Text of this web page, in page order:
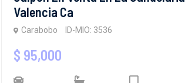
Valencia Ca
Carabobo ID-MIO: 3536
$ 95,000